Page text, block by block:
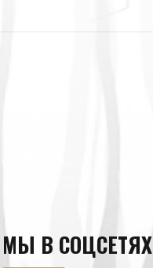
МЫ В СОЦСЕТЯХ